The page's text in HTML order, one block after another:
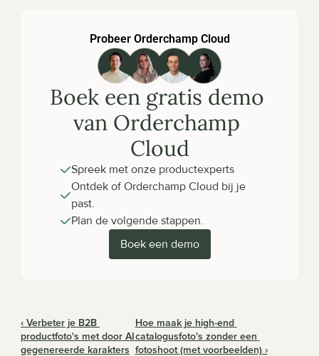
Probeer Orderchamp Cloud
Boek een gratis demo
van Orderchamp
Cloud
Spreek met onze productexperts
Ontdek of Orderchamp Cloud bij je
past.
Plan de volgende stappen.
Boek een demo
‹ Verbeter je B2B
productfoto's met door AI
gegenereerde karakters
Hoe maak je high-end
catalogusfoto's zonder een
fotoshoot (met voorbeelden) ›